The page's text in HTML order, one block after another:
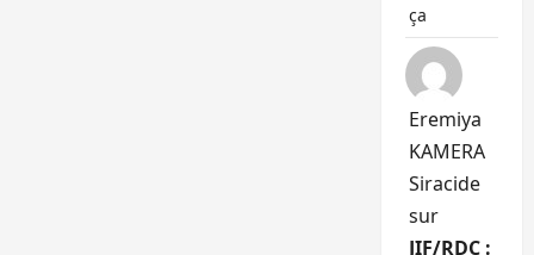
ça
Eremiya
KAMERA
Siracide
sur
JIF/RDC :